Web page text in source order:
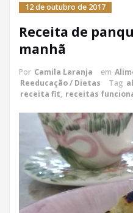
12 de outubro de 2017
Receita de
manhã
Por Camila Laranja em
Reeducação / Dietas
Tag
receita fit, receitas